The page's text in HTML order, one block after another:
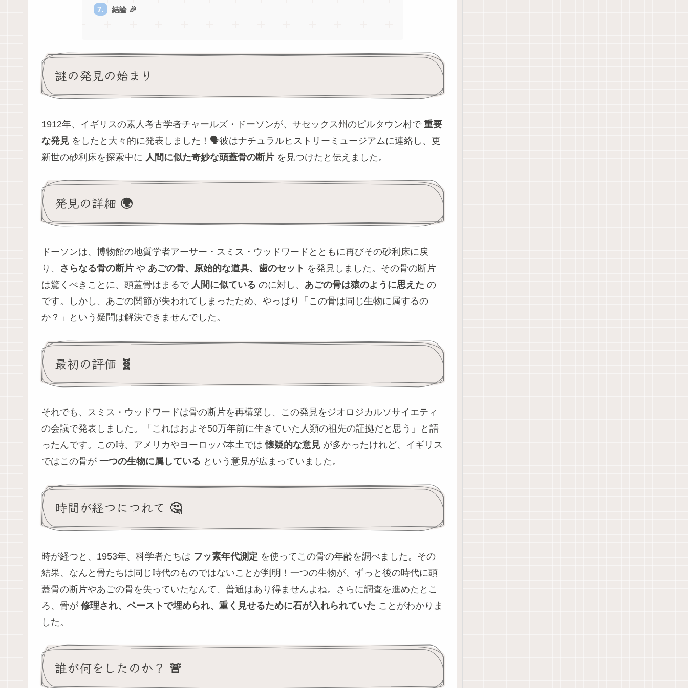
結論 🎉
謎の発見の始まり
1912年、イギリスの素人考古学者チャールズ・ドーソンが、サセックス州のピルタウン村で 重要
な発見 をしたと大々的に発表しました！🗣️彼はナチュラルヒストリーミュージアムに連絡し、更
新世の砂利床を探索中に 人間に似た奇妙な頭蓋骨の断片 を見つけたと伝えました。
発見の詳細 🌍
ドーソンは、博物館の地質学者アーサー・スミス・ウッドワードとともに再びその砂利床に戻
り、 さらなる骨の断片 や あごの骨、原始的な道具、歯のセット を発見しました。その骨の断片
は驚くべきことに、頭蓋骨はまるで 人間に似ている のに対し、 あごの骨は猿のように思えた の
です。しかし、あごの関節が失われてしまったため、やっぱり「この骨は同じ生物に属するの
か？」という疑問は解決できませんでした。
最初の評価 🧬
それでも、スミス・ウッドワードは骨の断片を再構築し、この発見をジオロジカルソサイエティ
の会議で発表しました。「これはおよそ50万年前に生きていた人類の祖先の証拠だと思う」と語
ったんです。この時、アメリカやヨーロッパ本土では懐疑的な意見 が多かったけれど、イギリス
ではこの骨が 一つの生物に属している という意見が広まっていました。
時間が経つにつれて 🤔
時が経つと、1953年、科学者たちは フッ素年代測定 を使ってこの骨の年齢を調べました。その
結果、なんと骨たちは同じ時代のものではないことが判明！一つの生物が、ずっと後の時代に頭
蓋骨の断片やあごの骨を失っていたなんて、普通はあり得ませんよね。さらに調査を進めたとこ
ろ、骨が 修理され、ペーストで埋められ、重く見せるために石が入れられていた ことがわかりま
した。
誰が何をしたのか？ 🚨